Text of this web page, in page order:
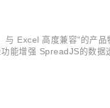
Excel 高度兼容”的产
增强 SpreadJS的数据